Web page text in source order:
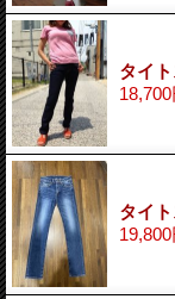
タイ
18,700
タイ
19,800